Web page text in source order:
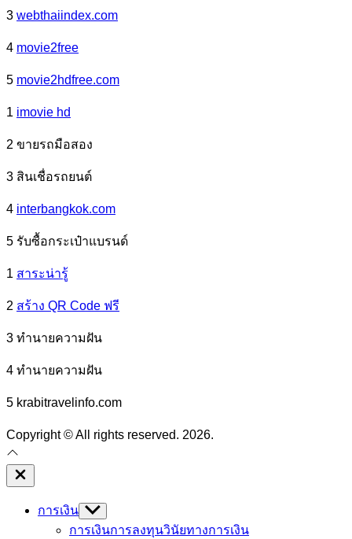
3 webthaiindex.com
4 movie2free
5 movie2hdfree.com
1 imovie hd
2 ขายรถมือสอง
3 สินเชื่อรถยนต์
4 interbangkok.com
5 รับซื้อกระเป๋าแบรนด์
1 สาระน่ารู้
2 สร้าง QR Code ฟรี
3 ทํานายความฝัน
4 ทํานายความฝัน
5 krabitravelinfo.com
Copyright © All rights reserved. 2026.
Close
Off
การเงิน Show
sub
menu
การเงินการลงทุนวินัยทางการเงิน